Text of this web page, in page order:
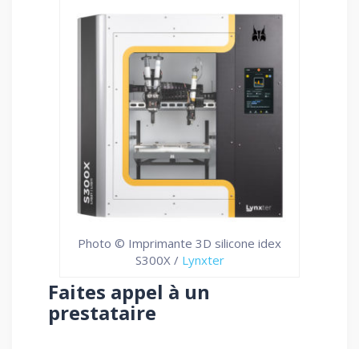
Photo © Imprimante 3D silicone idex
S300X / Lynxter
Faites appel à un
prestataire